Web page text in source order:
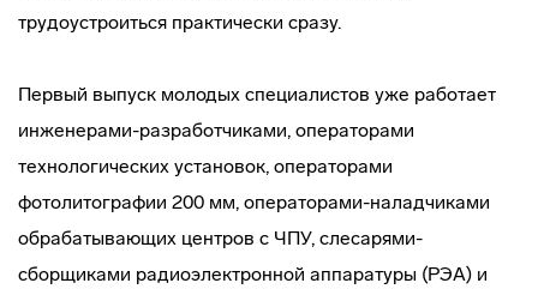
трудоустроиться практически сразу.
Первый выпуск молодых специалистов уже работает
инженерами-разработчиками, операторами
технологических установок, операторами
фотолитографии 200 мм, операторами-наладчиками
обрабатывающих центров с ЧПУ, слесарями-
сборщиками радиоэлектронной аппаратуры (РЭА) и